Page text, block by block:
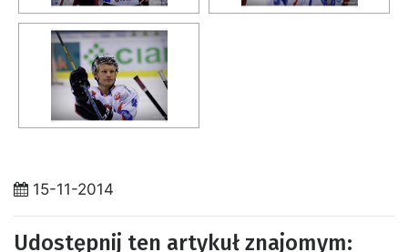
15-11-2014
Udostępnij ten artykuł znajomym: